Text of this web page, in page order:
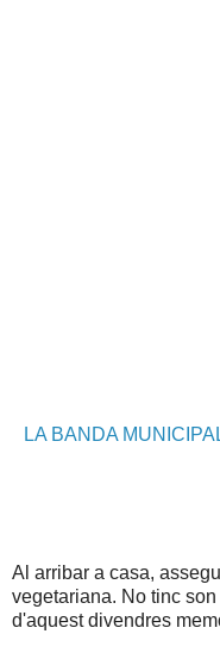
LA BANDA
Al arribar a casa,
vegetariana. No tinc
d'aquest divendres